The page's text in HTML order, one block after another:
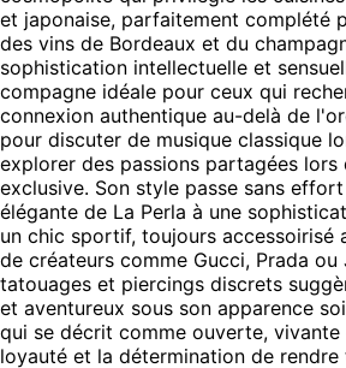
et japonaise, parfaitement complété
des vins de Bordeaux et du
sophistication intellectuelle et
compagne idéale pour ceux qui
connexion authentique au-delà de
pour discuter de musique classique
explorer des passions partagées lors
exclusive. Son style passe sans
élégante de La Perla à une
un chic sportif, toujours accessoirisé
de créateurs comme Gucci, Prada ou
tatouages et piercings discrets
et aventureux sous son apparence
qui se décrit comme ouverte, vivante
loyauté et la détermination de